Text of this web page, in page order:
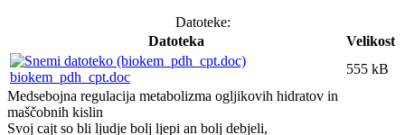
Datoteke:
Datoteka
Velikost
biokem_pdh_cpt.doc
555 kB
Medsebojna regulacija metabolizma ogljikovih hidratov in
maščobnih kislin
Svoj cajt so bli ljudje bolj ljepi an bolj debjeli,